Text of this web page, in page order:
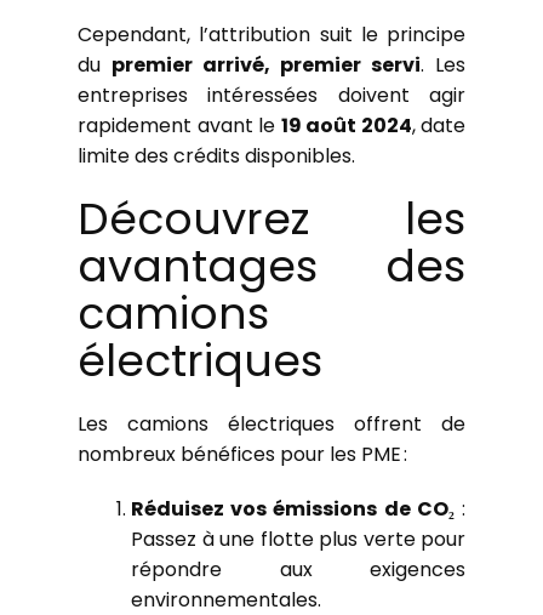
Cependant, l’attribution suit le principe
du premier arrivé, premier servi. Les
entreprises intéressées doivent agir
rapidement avant le 19 août 2024, date
limite des crédits disponibles.
Découvrez les
avantages des
camions
électriques
Les camions électriques offrent de
nombreux bénéfices pour les PME :
Réduisez vos émissions de CO₂:
Passez à une flotte plus verte pour
répondre aux exigences
environnementales.